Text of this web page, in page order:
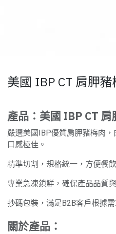
美國 IBP CT 肩胛
產品：美國 IBP CT
嚴選美國IBP優質肩胛豬梅肉，
口感極佳。
精準切割，規格統一，方便餐
專業急凍鎖鮮，確保產品品質
抄碼包裝，滿足B2B客戶根據
關於產品：